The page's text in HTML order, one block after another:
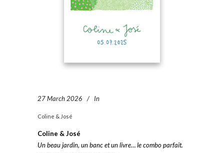
27 March 2026 In
Coline & José
Coline & José
Un beau jardin, un banc et un livre… le combo parfait.